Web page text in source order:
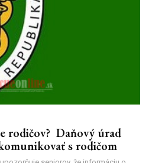
rodičov? Daňový úrad
s rodičom